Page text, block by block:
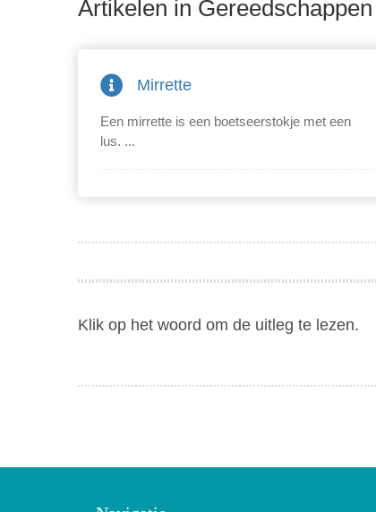
Artikelen in Gereedschappen
Mirrette
Een mirrette is een boetseerstokje met een
lus. ...
Klik op het woord om de uitleg te lezen.